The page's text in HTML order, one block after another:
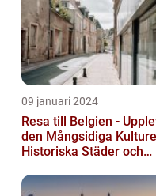
09 januari 2024
Resa till Belgien -
den Mångsidiga
Historiska Städer och